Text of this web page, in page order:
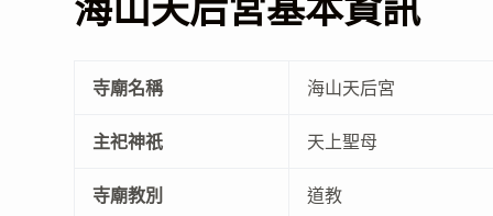
寺廟名稱 海山天后宮
主祀神祇 天上聖母
寺廟教別 道教